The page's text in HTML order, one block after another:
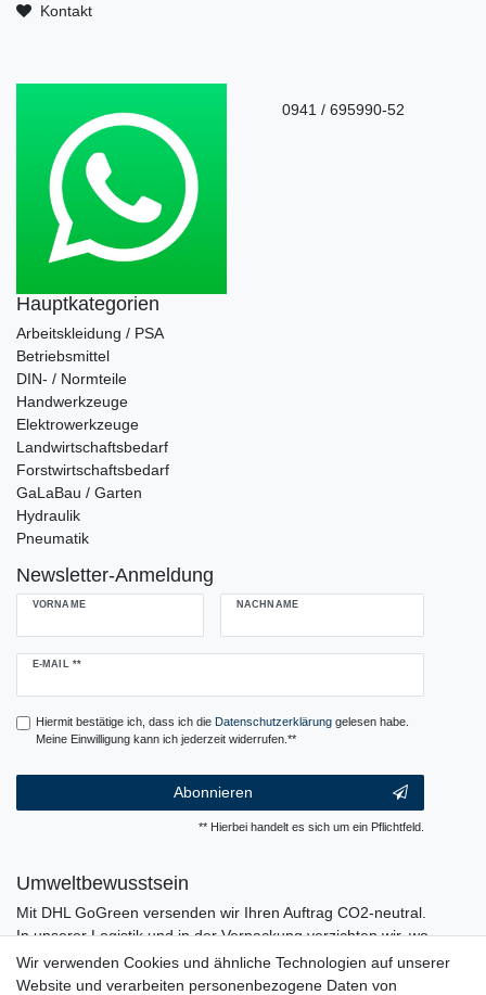
Kontakt
0941 / 695990-52
Hauptkategorien
Arbeitskleidung / PSA
Betriebsmittel
DIN- / Normteile
Handwerkzeuge
Elektrowerkzeuge
Landwirtschaftsbedarf
Forstwirtschaftsbedarf
GaLaBau / Garten
Hydraulik
Pneumatik
Newsletter-Anmeldung
VORNAME NACHNAME
E-MAIL **
Newsletter
Hiermit bestätige ich, dass ich die Daten­schutz­erklärunggelesen habe.
Meine Einwilligung kann ich jederzeit widerrufen.**
Abonnieren
** Hierbei handelt es sich um ein Pflichtfeld.
Umweltbewusstsein
Mit DHL GoGreen versenden wir Ihren Auftrag CO2-neutral.
In unserer Logistik und in der Verpackung verzichten wir, wo
immer es möglich ist, auf den Einsatz von Kunststoffen und
Plastik.
Wir verwenden Cookies und ähnliche Technologien auf unserer
Website und verarbeiten personenbezogene Daten von